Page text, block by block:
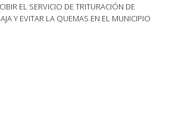
EL SERVICIO DE TRITURACIÓN DE
Y EVITAR LA QUEMAS EN EL MUNICIPIO